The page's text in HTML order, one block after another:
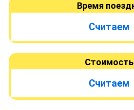
Время
Считаем
Стоимость
Считаем